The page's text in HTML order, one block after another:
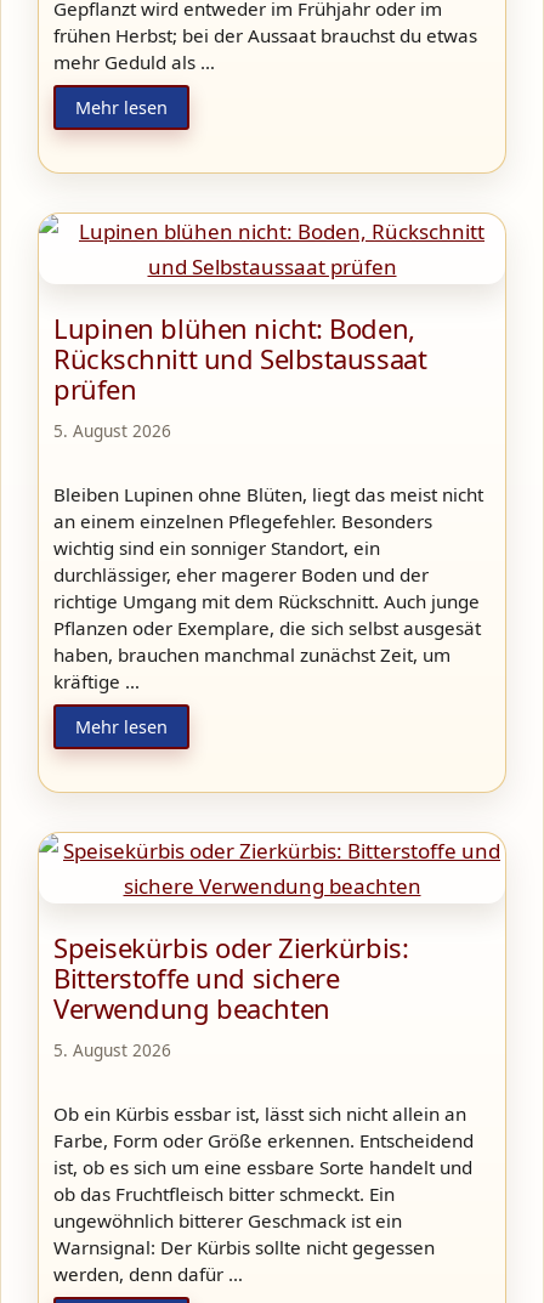
Gepflanzt wird entweder im Frühjahr oder im
frühen Herbst; bei der Aussaat brauchst du etwas
mehr Geduld als …
Mehr lesen
Lupinen blühen nicht: Boden,
Rückschnitt und Selbstaussaat
prüfen
5. August 2026
Bleiben Lupinen ohne Blüten, liegt das meist nicht
an einem einzelnen Pflegefehler. Besonders
wichtig sind ein sonniger Standort, ein
durchlässiger, eher magerer Boden und der
richtige Umgang mit dem Rückschnitt. Auch junge
Pflanzen oder Exemplare, die sich selbst ausgesät
haben, brauchen manchmal zunächst Zeit, um
kräftige …
Mehr lesen
Speisekürbis oder Zierkürbis:
Bitterstoffe und sichere
Verwendung beachten
5. August 2026
Ob ein Kürbis essbar ist, lässt sich nicht allein an
Farbe, Form oder Größe erkennen. Entscheidend
ist, ob es sich um eine essbare Sorte handelt und
ob das Fruchtfleisch bitter schmeckt. Ein
ungewöhnlich bitterer Geschmack ist ein
Warnsignal: Der Kürbis sollte nicht gegessen
werden, denn dafür …